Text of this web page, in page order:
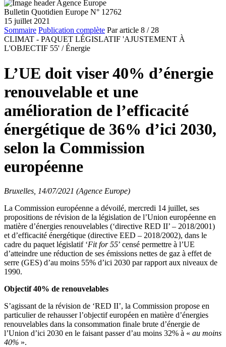
Bulletin Quotidien Europe N° 12762
15 juillet 2021
Sommaire Publication complète Par article 8 / 28
CLIMAT - PAQUET LÉGISLATIF 'AJUSTEMENT À
L'OBJECTIF 55' / Énergie
L’UE doit viser 40% d’énergie
renouvelable et une
amélioration de l’efficacité
énergétique de 36% d’ici 2030,
selon la Commission
européenne
Bruxelles, 14/07/2021 (Agence Europe)
La Commission européenne a dévoilé, mercredi 14 juillet, ses
propositions de révision de la législation de l’Union européenne en
matière d’énergies renouvelables (‘directive RED II’ – 2018/2001)
et d’efficacité énergétique (directive EED – 2018/2002), dans le
cadre du paquet législatif ‘Fit for 55’ censé permettre à l’UE
d’atteindre une réduction de ses émissions nettes de gaz à effet de
serre (GES) d’au moins 55% d’ici 2030 par rapport aux niveaux de
1990.
Objectif 40% de renouvelables
S’agissant de la révision de ‘RED II’, la Commission propose en
particulier de rehausser l’objectif européen en matière d’énergies
renouvelables dans la consommation finale brute d’énergie de
l’Union d’ici 2030 en le faisant passer d’au moins 32% à « au moins
40% ».